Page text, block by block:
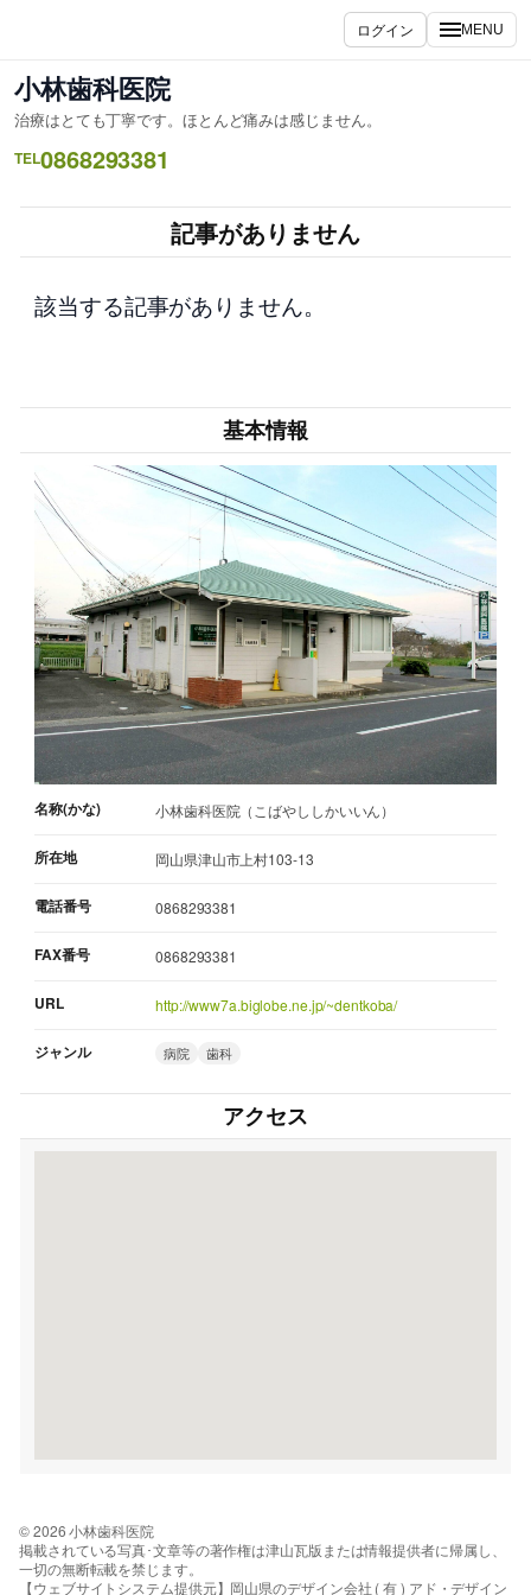
ス
キ
ッ
ログイン MENU
小林歯科医院
治療はとても丁寧です。ほとんど痛みは感じません。
TEL0868293381
記事がありません
該当する記事がありません。
基本情報
名称(かな) 小林歯科医院（こばやししかいいん）
所在地 岡山県津山市上村103-13
電話番号 0868293381
FAX番号 0868293381
URL http://www7a.biglobe.ne.jp/~dentkoba/
ジャンル 病院 歯科
アクセス
© 2026 小林歯科医院
掲載されている写真･文章等の著作権は津山瓦版または情報提供者に帰属し、
一切の無断転載を禁じます。
【ウェブサイトシステム提供元】岡山県のデザイン会社 ( 有 ) アド・デザイン